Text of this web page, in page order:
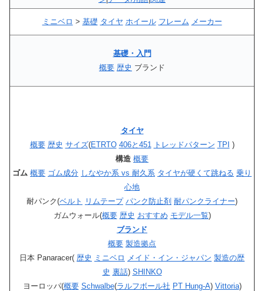
ミニベロ > 基礎 タイヤ ホイール フレーム メーカー
基礎・入門
概要 歴史 ブランド
タイヤ
概要 歴史 サイズ(ETRTO 406と451 トレッドパターン TPI )
構造 概要
ゴム 概要 ゴム成分 しなやか系 vs 耐久系 タイヤが硬くて跳ねる 乗り
心地
耐パンク(ベルト リムテープ パンク防止剤 耐パンクライナー)
ガムウォール(概要 歴史 おすすめ モデル一覧)
ブランド
概要 製造拠点
日本 Panaracer( 歴史 ミニベロ メイド・イン・ジャパン 製造の歴
史 裏話) SHINKO
ヨーロッパ(概要 Schwalbe(ラルフボール社 PT Hung-A) Vittoria)